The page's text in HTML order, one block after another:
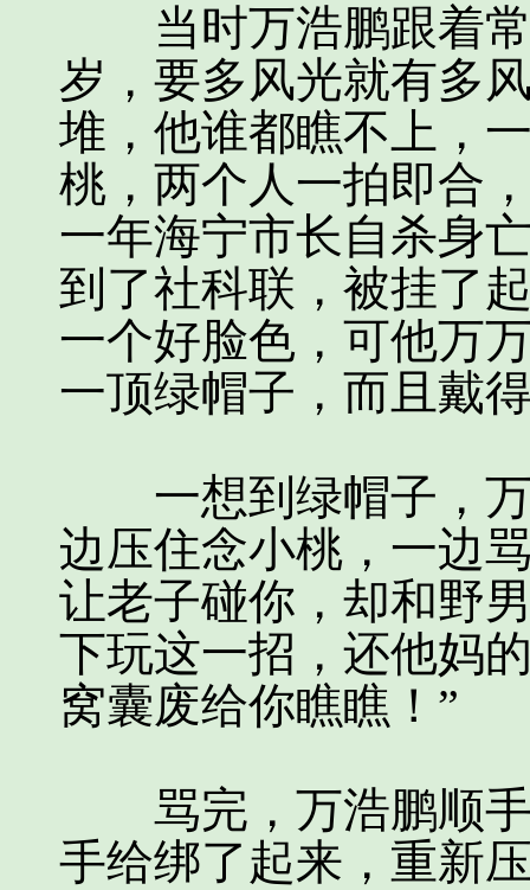
当时万浩鹏跟着常
岁，要多风光就有多
堆，他谁都瞧不上，
桃，两个人一拍即合
一年海宁市长自杀身
到了社科联，被挂了
一个好脸色，可他万
一顶绿帽子，而且戴
一想到绿帽子，万
边压住念小桃，一边
让老子碰你，却和野
下玩这一招，还他妈
窝囊废给你瞧瞧！”
骂完，万浩鹏顺手
手给绑了起来，重新